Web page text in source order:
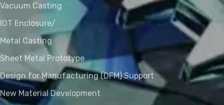
Vacuum Casting
IOT Enclosure/
Metal Casting
Sheet Metal Prototype
Design for Manufacturing (DFM) Support
New Material Development